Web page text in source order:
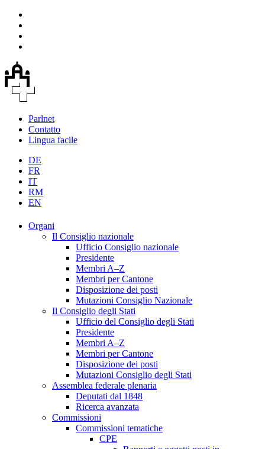
Parlnet
Contatto
Lingua facile
DE
FR
IT
RM
EN
Organi
Il Consiglio nazionale
Ufficio Consiglio nazionale
Presidente
Membri A–Z
Membri per Cantone
Disposizione dei posti
Mutazioni Consiglio Nazionale
Il Consiglio degli Stati
Ufficio del Consiglio degli Stati
Presidente
Membri A–Z
Membri per Cantone
Disposizione dei posti
Mutazioni Consiglio degli Stati
Assemblea federale plenaria
Deputati dal 1848
Ricerca avanzata
Commissioni
Commissioni tematiche
CPE